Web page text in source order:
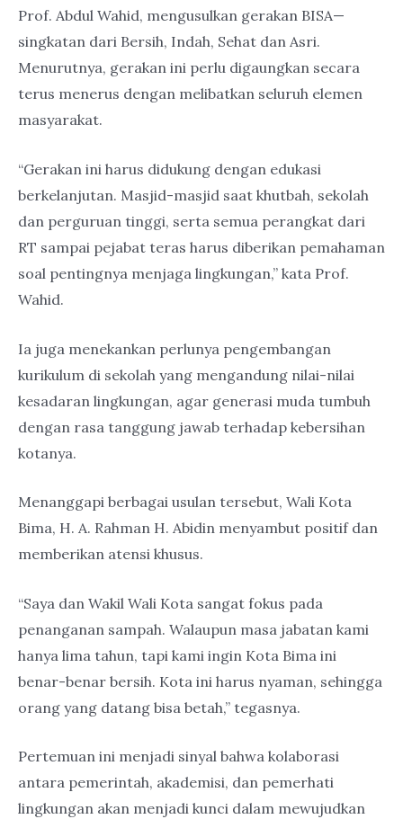
Prof. Abdul Wahid, mengusulkan gerakan BISA—
singkatan dari Bersih, Indah, Sehat dan Asri.
Menurutnya, gerakan ini perlu digaungkan secara
terus menerus dengan melibatkan seluruh elemen
masyarakat.
“Gerakan ini harus didukung dengan edukasi
berkelanjutan. Masjid-masjid saat khutbah, sekolah
dan perguruan tinggi, serta semua perangkat dari
RT sampai pejabat teras harus diberikan pemahaman
soal pentingnya menjaga lingkungan,” kata Prof.
Wahid.
Ia juga menekankan perlunya pengembangan
kurikulum di sekolah yang mengandung nilai-nilai
kesadaran lingkungan, agar generasi muda tumbuh
dengan rasa tanggung jawab terhadap kebersihan
kotanya.
Menanggapi berbagai usulan tersebut, Wali Kota
Bima, H. A. Rahman H. Abidin menyambut positif dan
memberikan atensi khusus.
“Saya dan Wakil Wali Kota sangat fokus pada
penanganan sampah. Walaupun masa jabatan kami
hanya lima tahun, tapi kami ingin Kota Bima ini
benar-benar bersih. Kota ini harus nyaman, sehingga
orang yang datang bisa betah,” tegasnya.
Pertemuan ini menjadi sinyal bahwa kolaborasi
antara pemerintah, akademisi, dan pemerhati
lingkungan akan menjadi kunci dalam mewujudkan